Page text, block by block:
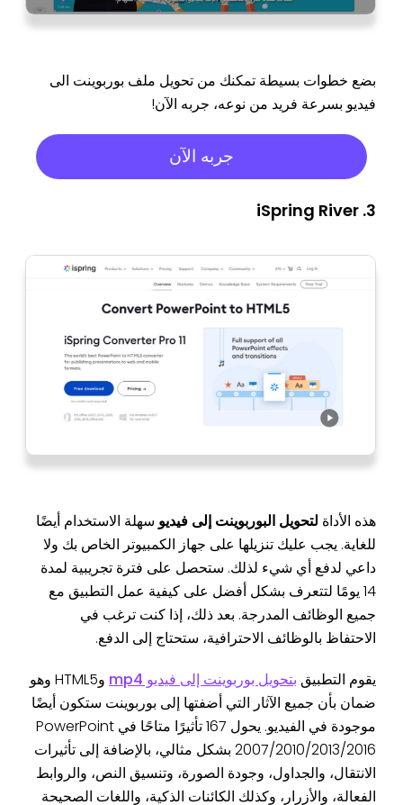
بضع خطوات بسيطة تمكنك من تحويل ملف بوربوينت الى
فيديو بسرعة فريد من نوعه، جربه الآن!
جربه الآن
3. iSpring River
هذه الأداة لتحويل البوربوينت إلى فيديو سهلة الاستخدام أيضًا
للغاية. يجب عليك تنزيلها على جهاز الكمبيوتر الخاص بك ولا
داعي لدفع أي شيء لذلك. ستحصل على فترة تجريبية لمدة
14 يومًا لتتعرف بشكل أفضل على كيفية عمل التطبيق مع
جميع الوظائف المدرجة. بعد ذلك، إذا كنت ترغب في
الاحتفاظ بالوظائف الاحترافية، ستحتاج إلى الدفع.
يقوم التطبيق بتحويل بوربوينت إلى فيديو mp4
وHTML5 وهو
ضمان بأن جميع الآثار التي أضفتها إلى بوربوينت ستكون أيضًا
موجودة في الفيديو. يحول 167 تأثيرًا متاحًا في PowerPoint
2007/2010/2013/2016 بشكل مثالي، بالإضافة إلى تأثيرات
الانتقال، والجداول، وجودة الصورة، وتنسيق النص، والروابط
الفعالة، والأزرار، وكذلك الكائنات الذكية، واللغات الصحيحة